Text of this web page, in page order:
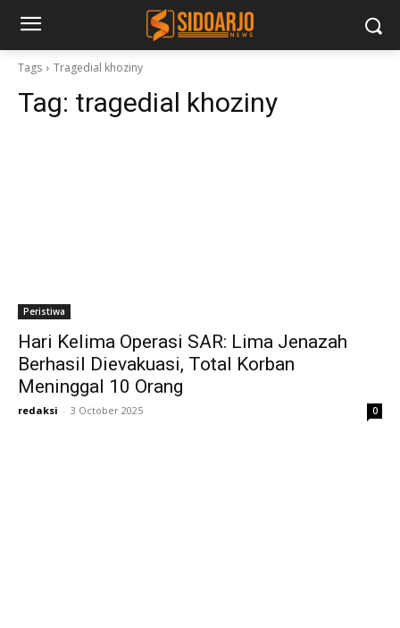
Tags Tragedial khoziny
Tag: tragedial khoziny
Peristiwa
Hari Kelima Operasi SAR: Lima Jenazah
Berhasil Dievakuasi, Total Korban
Meninggal 10 Orang
redaksi - 3 October 2025 0